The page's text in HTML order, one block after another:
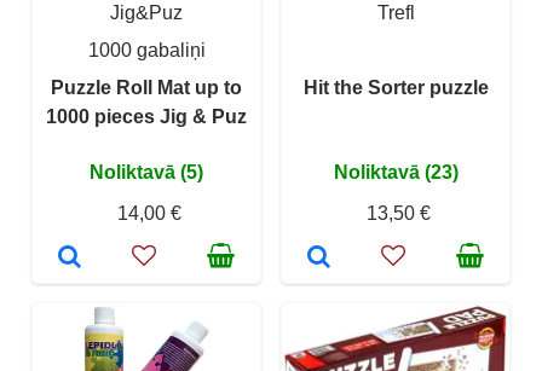
Jig&Puz
1000 gabaliņi
Puzzle Roll Mat up to
1000 pieces Jig & Puz
Noliktavā (5)
14,00 €
Trefl
Hit the Sorter puzzle
Noliktavā (23)
13,50 €